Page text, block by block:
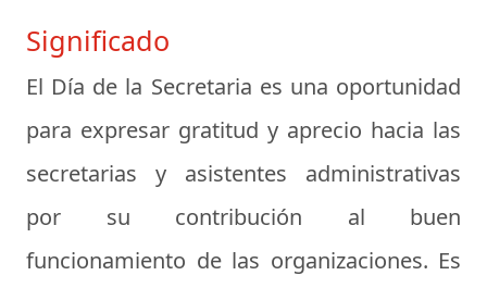
Significado
El Día de la Secretaria es una oportunidad
para expresar gratitud y aprecio hacia las
secretarias y asistentes administrativas
por su contribución al buen
funcionamiento de las organizaciones. Es